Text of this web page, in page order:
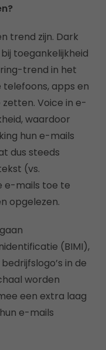
trend zijn. Dark
toegankelijkheid
trend in het
telefoons, apps en
Voice in e-
waardoor
hun e-mails
dus steeds
(vs.
e-mails toe te
opgelezen.
(BIMI),
in de
worden
een extra laag
e-mails